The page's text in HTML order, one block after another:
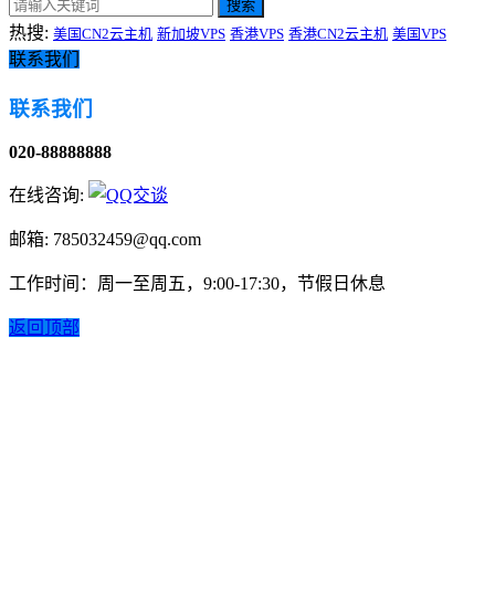
搜索
热搜: 美国CN2云主机 新加坡VPS 香港VPS 香港CN2云主机 美国VPS
联系我们
联系我们
020-88888888
在线咨询:
邮箱: 785032459@qq.com
工作时间：周一至周五，9:00-17:30，节假日休息
返回顶部